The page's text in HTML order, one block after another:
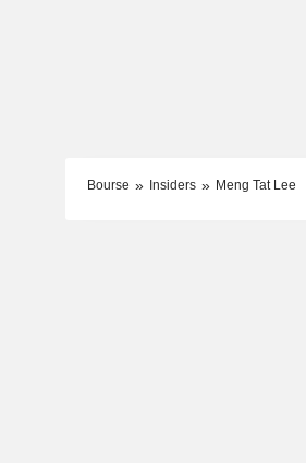
Bourse Insiders Meng Tat Lee